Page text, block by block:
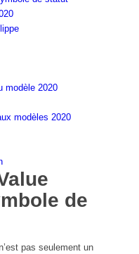
modèle 2020
modèles 2020
de
pas seulement un